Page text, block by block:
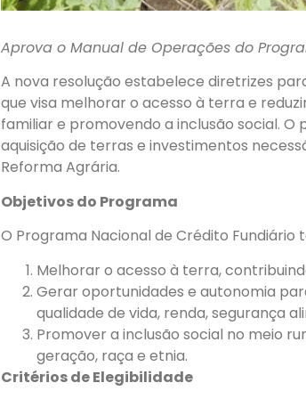
Aprova o Manual de Operações do
A nova resolução estabelece diretrizes
que visa melhorar o acesso à terra e
familiar e promovendo a inclusão social.
aquisição de terras e investimentos
Reforma Agrária.
Objetivos do Programa
O Programa Nacional de Crédito
Melhorar o acesso à terra,
Gerar oportunidades e autonomia
qualidade de vida, renda, segurança
Promover a inclusão social no meio
geração, raça e etnia.
Critérios de Elegibilidade